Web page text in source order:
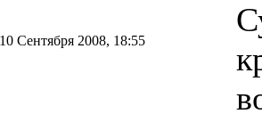
Сентября 2008, 18:55